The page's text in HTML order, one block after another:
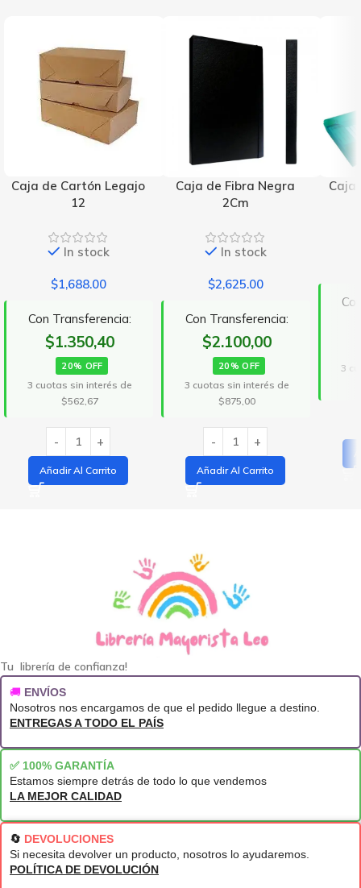
Caja de Cartón Legajo
12
In stock
$1,688.00
Con Transferencia:
$1.350,40
20% OFF
3 cuotas sin interés de
$562,67
Añadir Al Carrito
Caja de Fibra Negra
2Cm
In stock
$2,625.00
Con Transferencia:
$2.100,00
20% OFF
3 cuotas sin interés de
$875,00
Añadir Al Carrito
Caja
3
Tu librería de confianza!
🚚 ENVÍOS
Nosotros nos encargamos de que el pedido llegue a destino.
ENTREGAS A TODO EL PAÍS
✅ 100% GARANTÍA
Estamos siempre detrás de todo lo que vendemos
LA MEJOR CALIDAD
🔄 DEVOLUCIONES
Si necesita devolver un producto, nosotros lo ayudaremos.
POLÍTICA DE DEVOLUCIÓN